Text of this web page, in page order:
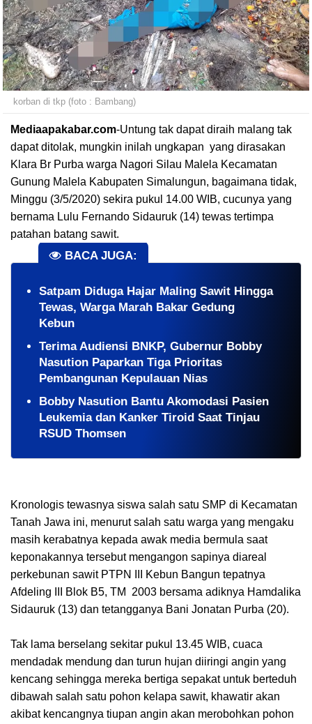
korban di tkp (foto : Bambang)
Mediaapakabar.com-Untung tak dapat diraih malang tak
dapat ditolak, mungkin inilah ungkapan yang dirasakan
Klara Br Purba warga Nagori Silau Malela Kecamatan
Gunung Malela Kabupaten Simalungun, bagaimana tidak,
Minggu (3/5/2020) sekira pukul 14.00 WIB, cucunya yang
bernama Lulu Fernando Sidauruk (14) tewas tertimpa
patahan batang sawit.
BACA JUGA:
​Satpam Diduga Hajar Maling Sawit Hingga
Tewas, Warga Marah Bakar Gedung
Kebun
Terima Audiensi BNKP, Gubernur Bobby
Nasution Paparkan Tiga Prioritas
Pembangunan Kepulauan Nias
Bobby Nasution Bantu Akomodasi Pasien
Leukemia dan Kanker Tiroid Saat Tinjau
RSUD Thomsen
Kronologis tewasnya siswa salah satu SMP di Kecamatan
Tanah Jawa ini, menurut salah satu warga yang mengaku
masih kerabatnya kepada awak media bermula saat
keponakannya tersebut mengangon sapinya diareal
perkebunan sawit PTPN III Kebun Bangun tepatnya
Afdeling III Blok B5, TM 2003 bersama adiknya Hamdalika
Sidauruk (13) dan tetangganya Bani Jonatan Purba (20).
Tak lama berselang sekitar pukul 13.45 WIB, cuaca
mendadak mendung dan turun hujan diiringi angin yang
kencang sehingga mereka bertiga sepakat untuk berteduh
dibawah salah satu pohon kelapa sawit, khawatir akan
akibat kencangnya tiupan angin akan merobohkan pohon